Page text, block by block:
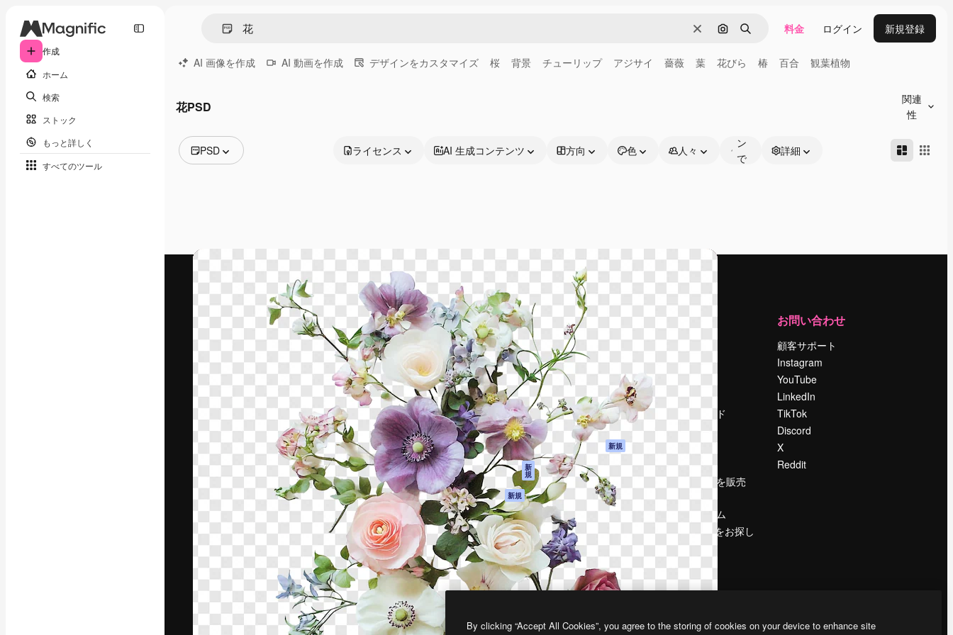
作成
ホーム
検索
ストック
もっと詳しく
すべてのツール
消去 画像で検索
検索 料金 ログイン 新規登録
AI 画像を作成 AI 動画を作成 デザインをカスタマイズ 桜 背景 チューリップ アジサイ 薔薇 葉 花びら 椿 百合 観葉植物
花PSD
関連
性
PSD
動画
モーショングラフィックス
アイコン
3D モデル
フォント
ライセンス AI 生成コンテンツ 方向 色 人々
ン
で
詳細
最高のクリエイティブ制作を導くためのプラ
ットフォーム。クリエイター、企業、代理
店、スタジオを含む100万人以上が利用して
います。
日本語
製品
Spaces
AI アシスタント
AI 画像生成ツール
AI 動画生成ツール
AI 音声合成ツール
ストックコンテン
ツ
Claude/ChatGPT
向けMCP
新
規
エージェント 新規
API
モバイルアプリ
すべてのMagnificツ
ール
はじめに
Academy
ドキュメント
サポート
利用規約
プライバシーポリ
シー
オリジナル 新規
クッキーポリシー
トラストセンター
アフィリエイト
法人向け
運営
会社概要
採用情報
検索トレンド
ブログ
Slidesgo
コンテンツを販売
する
プレスルーム
magnific.aiをお探し
ですか？
お問い合わせ
顧客サポート
Instagram
YouTube
LinkedIn
TikTok
Discord
X
Reddit
Copyright © 2010-2026Freepik Company S.L.U. 無断複写・転載を禁じます
By clicking “Accept All Cookies”, you agree to the storing of cookies on your device to enhance site